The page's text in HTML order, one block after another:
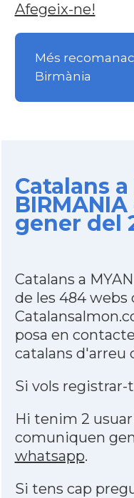
Afegeix-ne!
Més
Birmània
Catalans a
gener del
Catalans a
de les 484 webs
posa en
catalans d'arreu
Si vols registrar-
Hi tenim 2
comuniquen
whatsapp.
Si tens cap